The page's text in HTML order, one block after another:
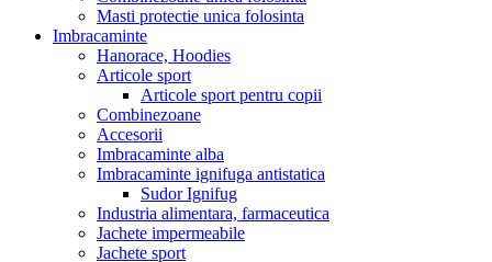
Masti protectie unica folosinta
Imbracaminte
Hanorace, Hoodies
Articole sport
Articole sport pentru copii
Combinezoane
Accesorii
Imbracaminte alba
Imbracaminte ignifuga antistatica
Sudor Ignifug
Industria alimentara, farmaceutica
Jachete impermeabile
Jachete sport